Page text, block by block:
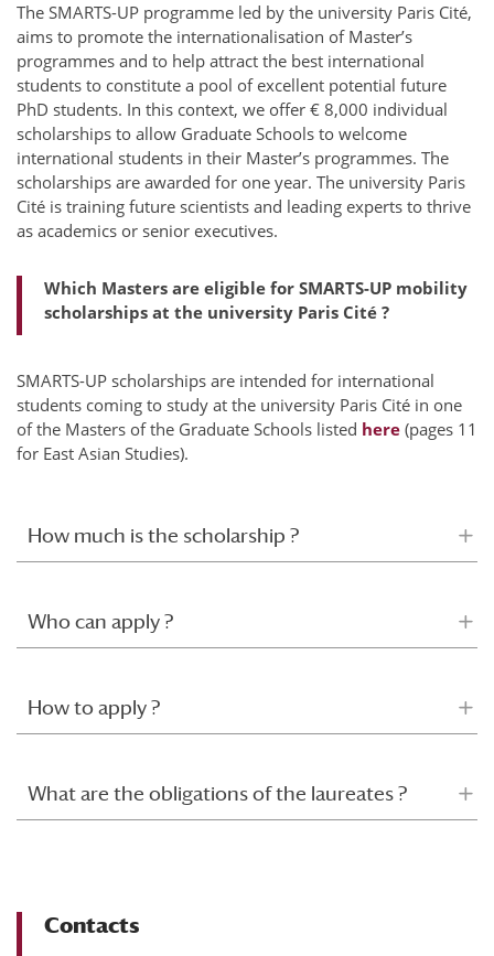
The SMARTS-UP programme led by the university Paris Cité,
aims to promote the internationalisation of Master’s
programmes and to help attract the best international
students to constitute a pool of excellent potential future
PhD students. In this context, we offer € 8,000 individual
scholarships to allow Graduate Schools to welcome
international students in their Master’s programmes. The
scholarships are awarded for one year. The university Paris
Cité is training future scientists and leading experts to thrive
as academics or senior executives.
Which Masters are eligible for SMARTS-UP mobility
scholarships at the university Paris Cité ?
SMARTS-UP scholarships are intended for international
students coming to study at the university Paris Cité in one
of the Masters of the Graduate Schools listed here (pages 11
for East Asian Studies).
How much is the scholarship ?
Who can apply ?
How to apply ?
What are the obligations of the laureates ?
Contacts